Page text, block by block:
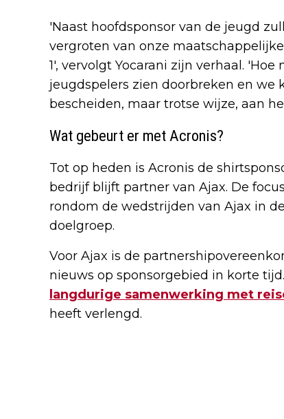
'Naast hoofdsponsor van de jeugd
vergroten van onze
1', vervolgt Yocarani zijn verhaal.
jeugdspelers zien doorbreken en we
bescheiden, maar trotse wijze, aan
Wat gebeurt er met Acronis?
Tot op heden is Acronis de
bedrijf blijft partner van Ajax. De
rondom de wedstrijden van Ajax in
doelgroep.
Voor Ajax is de
nieuws op sponsorgebied in korte
langdurige samenwerking met
heeft verlengd.